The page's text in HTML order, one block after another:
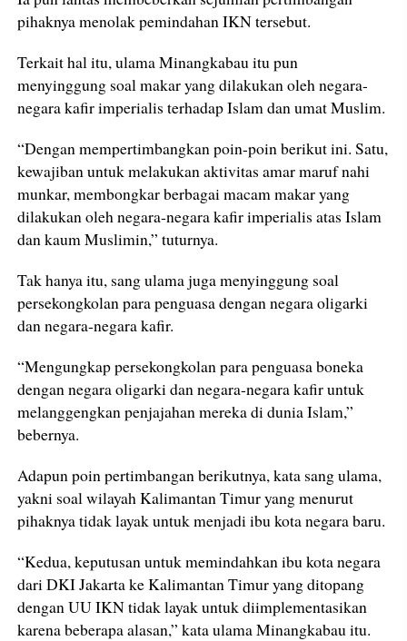
pihaknya menolak pemindahan IKN tersebut.
Terkait hal itu, ulama Minangkabau itu pun
menyinggung soal makar yang dilakukan oleh negara-
negara kafir imperialis terhadap Islam dan umat Muslim.
“Dengan mempertimbangkan poin-poin berikut ini. Satu,
kewajiban untuk melakukan aktivitas amar maruf nahi
munkar, membongkar berbagai macam makar yang
dilakukan oleh negara-negara kafir imperialis atas Islam
dan kaum Muslimin,” tuturnya.
Tak hanya itu, sang ulama juga menyinggung soal
persekongkolan para penguasa dengan negara oligarki
dan negara-negara kafir.
“Mengungkap persekongkolan para penguasa boneka
dengan negara oligarki dan negara-negara kafir untuk
melanggengkan penjajahan mereka di dunia Islam,”
bebernya.
Adapun poin pertimbangan berikutnya, kata sang ulama,
yakni soal wilayah Kalimantan Timur yang menurut
pihaknya tidak layak untuk menjadi ibu kota negara baru.
“Kedua, keputusan untuk memindahkan ibu kota negara
dari DKI Jakarta ke Kalimantan Timur yang ditopang
dengan UU IKN tidak layak untuk diimplementasikan
karena beberapa alasan,” kata ulama Minangkabau itu.